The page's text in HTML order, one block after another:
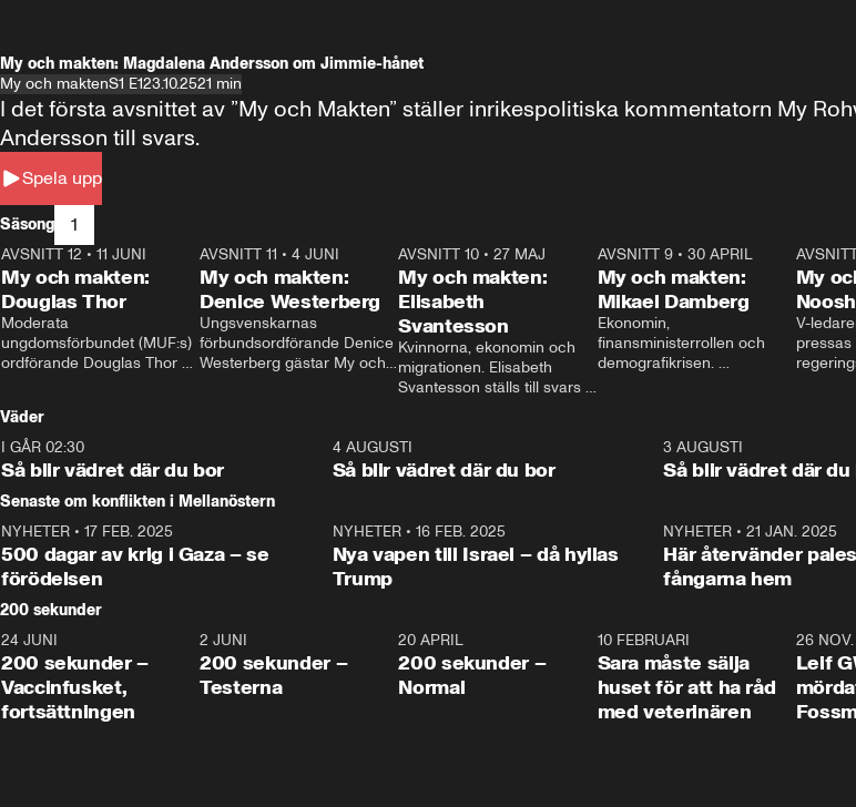
My och makten: Magdalena Andersson om Jimmie-hånet
My och maktenS1 E123.10.2521 min
Spela upp
I det första avsnittet av ”My och Makten” ställer inrikespolitiska kommentatorn My
Andersson till svars.
Säsong 1
26:27
AVSNITT 12 • 11 JUNI
My och makten:
Douglas Thor
Moderata
ungdomsförbundet (MUF:s)
ordförande Douglas Thor
tonårsutvisningarna och hur
Moderaterna ska locka
väljare till valet i höst.
23:40
AVSNITT 11 •4 JUNI
My och makten:
Denice Westerberg
Ungsvenskarnas
förbundsordförande Denice
Westerberg gästar My och
AVSNITT 10 •27 MAJ
My och makten:
Elisabeth
Svantesson
Kvinnorna, ekonomin och
migrationen. Elisabeth
Svantesson ställs till svars
AVSNITT 9• 30 APRIL
My och makten:
Mikael Damberg
Ekonomin,
finansministerrollen och
demografikrisen.
och Makten.
My
V-
– Vi
vara
Väder
I GÅR 02:30
Så blir vädret där du bor
1:06
4 AUGUSTI
Så blir vädret där du bor
3 AUGUSTI
Så blir vädret där du
Senaste om konflikten i Mellanöstern
NYHETER • 17 FEB. 2025
500 dagar av krig i Gaza – se
förödelsen
NYHETER• 16 FEB. 2025
Nya vapen till Israel – då hyllas
Trump
NYHETER •21 JAN. 2025
Här återvänder
fångarna hem
200 sekunder
5:00
24 JUNI
200 sekunder –
Vaccinfusket,
fortsättningen
4:23
2 JUNI
200 sekunder –
Testerna
20 APRIL
200 sekunder –
Normal
10 FEBRUARI
Sara måste sälja
huset för att ha råd
med veterinären
26
Leif